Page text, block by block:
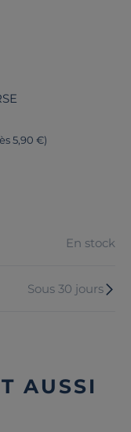
5,90 €)
En stock
Sous 30 jours
AUSSI